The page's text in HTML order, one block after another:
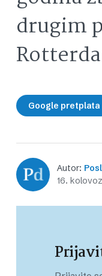
drugim
Google pretplata
Autor:
16.